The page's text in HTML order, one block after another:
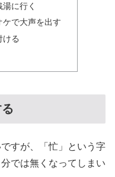
に行く
で大声を出す
ける
すが、「忙」という字
では無くなってしまい